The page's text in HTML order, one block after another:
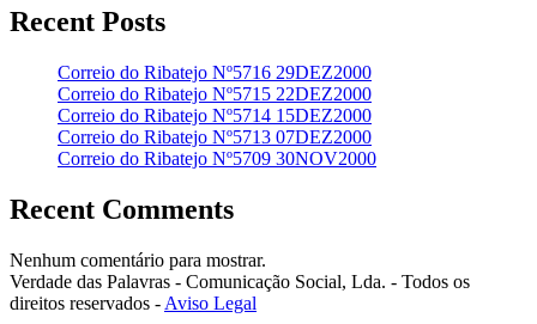
Recent Posts
Correio do Ribatejo Nº5716 29DEZ2000
Correio do Ribatejo Nº5715 22DEZ2000
Correio do Ribatejo Nº5714 15DEZ2000
Correio do Ribatejo Nº5713 07DEZ2000
Correio do Ribatejo Nº5709 30NOV2000
Recent Comments
Nenhum comentário para mostrar.
Verdade das Palavras - Comunicação Social, Lda. - Todos os
direitos reservados - Aviso Legal